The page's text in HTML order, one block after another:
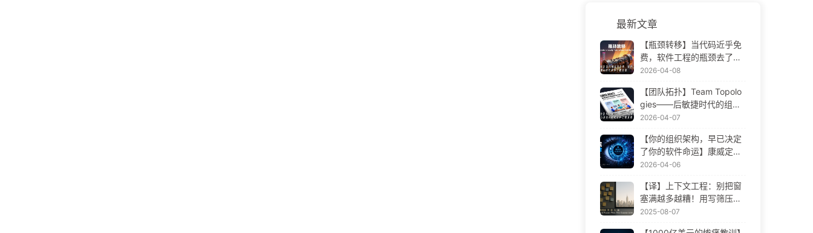
最新文章
【瓶颈转移】当代码近乎免
费，软件工程的瓶颈去了哪
里 AI 时代软件工程变革——
2026-04-08
【团队拓扑】Team Topolo
gies——后敏捷时代的组织
设计方法论 AI 时代软件工程
2026-04-07
【你的组织架构，早已决定
了你的软件命运】康威定律
——被低估了 56 年的管理
——慢慢学AI171
2026-04-06
【译】上下文工程：别把窗
塞满越多越糟！用写筛压隔
四步，警惕投毒干扰混淆冲
2025-08-07